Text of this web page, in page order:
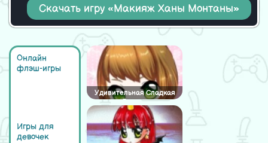
Онлайн
флэш-игры
Игры для
девочек
Удивительная Сладкая
Лолита
Скачать игру «Макияж Ханы Монтаны»